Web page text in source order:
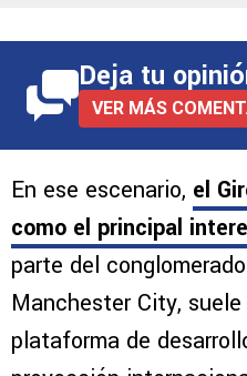
Deja tu
VER MÁS
En ese escenario, el
como el principal
parte del
Manchester City,
plataforma de